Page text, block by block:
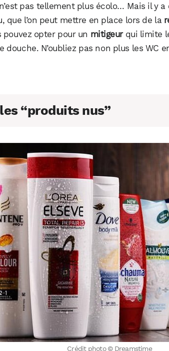
pas tellement plus écolo… Mais il y a
que l’on peut mettre en place lors de la
pouvez opter pour un mitigeurqui limite
douche. N’oubliez pas non plus les WC
“produits nus”
Crédit photo © Dreamstime